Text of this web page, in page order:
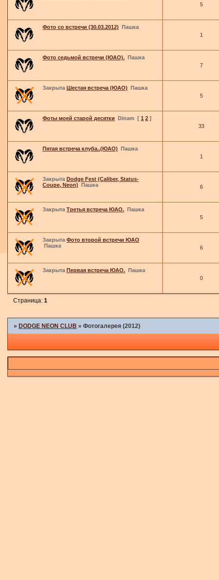
5
Фото со встречи (30.03.2012) Пашка
1
Фото седьмой встречи (ЮАО). Пашка
7
Закрыта Шестая встреча (ЮАО) Пашка
5
Фоты моей старой десятки Dinam [ 1 2 ]
33
Пятая встреча клуба..(ЮАО) Пашка
1
Закрыта Dodge Fest (Caliber, Status-
Coupe, Neon) Пашка 6
Закрыта Третья встреча ЮАО. Пашка
5
Закрыта Фото второй встречи ЮАО
Пашка
6
Закрыта Первая встреча ЮАО. Пашка
0
Страница:1
» DODGE NEON CLUB »Фотогалерея (2012)